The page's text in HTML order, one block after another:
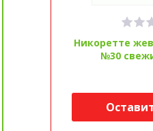
Никоретте
№30